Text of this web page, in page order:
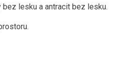
lesku a antracit bez lesku.